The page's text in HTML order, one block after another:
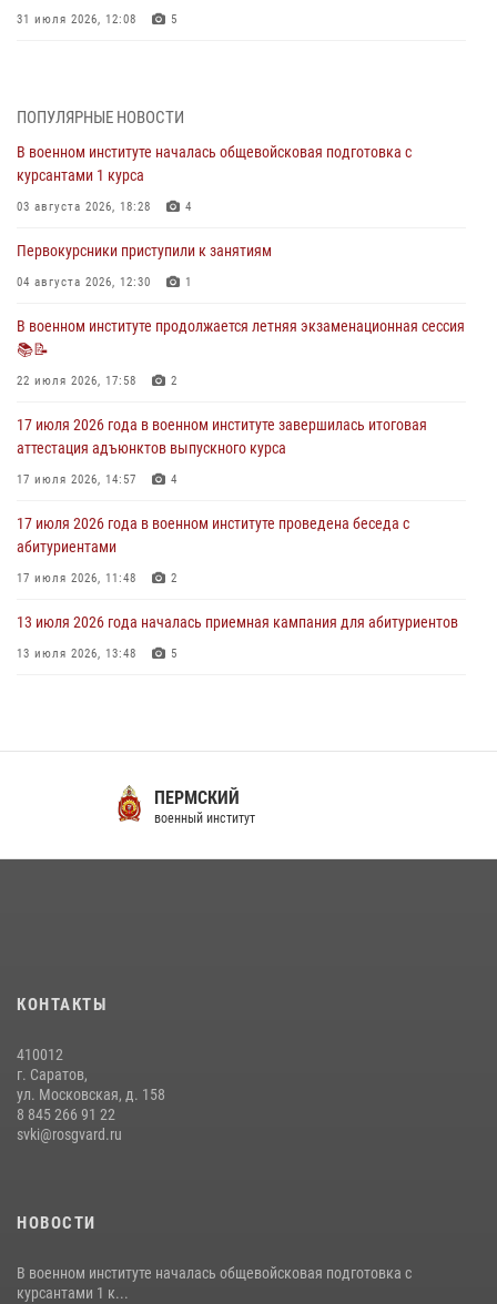
31 июля 2026, 12:08 5
29 июля 2026, 06:45 2
29 июля 2026 года курсанты военного института успешно сдали
экзамен по вождению
29 июля 2026, 06:41
28 июля 2026 года в военном институте организована беседа и
праздничный молебен
В военном институте завершается летняя экзаменационная сессия
28 июля 2026, 10:41
ПОПУЛЯРНЫЕ НОВОСТИ
В военном институте началась общевойсковая подготовка с
курсантами 1 курса
03 августа 2026, 18:28 4
Первокурсники приступили к занятиям
04 августа 2026, 12:30 1
В военном институте продолжается летняя экзаменационная сессия
📚📝
22 июля 2026, 17:58 2
17 июля 2026 года в военном институте завершилась итоговая
аттестация адъюнктов выпускного курса
17 июля 2026, 14:57 4
17 июля 2026 года в военном институте проведена беседа с
абитуриентами
17 июля 2026, 11:48 2
13 июля 2026 года началась приемная кампания для абитуриентов
13 июля 2026, 13:48 5
16 июля 2026, 12:29 3
29 июля 2026 года в военном институте состоялась церемония
приведения военнослужащих к Военной присяге
В военном институте оглашены итоги абитуриентских сборов 2026
31 июля 2026, 12:08
НОВОСИБИРСКИЙ
военный институт
КОНТАКТЫ
410012
г. Саратов,
ул. Московская, д. 158
8 845 266 91 22
svki@rosgvard.ru
НОВОСТИ
В военном институте началась общевойсковая подготовка с
курсантами 1 к...